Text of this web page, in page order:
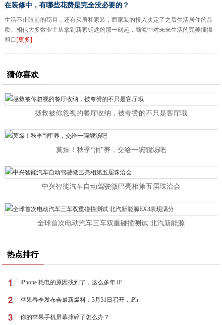
在装修中，有哪些花费是完全没必要的？
生活不止眼前的苟且，还有买房和家装，而家装的投入决定了之后生活居住的品
质。相信大多数业主从拿到新家钥匙的那一刻起，脑海中对未来生活的完美憧憬
和口 [更多]
猜你喜欢
拯救被你忽视的餐厅收纳，被夸赞的不只是客厅哦
莫燥！秋季“润”养，交给一碗靓汤吧
中兴智能汽车自动驾驶微巴亮相第五届珠洽会
全球首次电动汽车三车双重碰撞测试 北汽新能源
热点排行
iPhone 耗电的原因找到了，这么多年 iP
苹果春季发布会最新爆料：3月31日召开，iPh
你的苹果手机屏幕摔碎了怎么办？